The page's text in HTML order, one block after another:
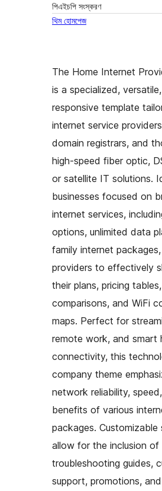
পিএইচপি সংস্করণ
থিম হোমপেজ
The Home Internet
is a specialized,
responsive template
internet service
domain registrars, and
high-speed fiber optic,
or satellite IT solutions.
businesses focused on
internet services,
options, unlimited data
family internet
providers to effectively
their plans, pricing
comparisons, and WiFi
maps. Perfect for
remote work, and smart
connectivity, this
company theme
network reliability,
benefits of various
packages. Customizable
allow for the inclusion of
troubleshooting guides,
support, promotions,